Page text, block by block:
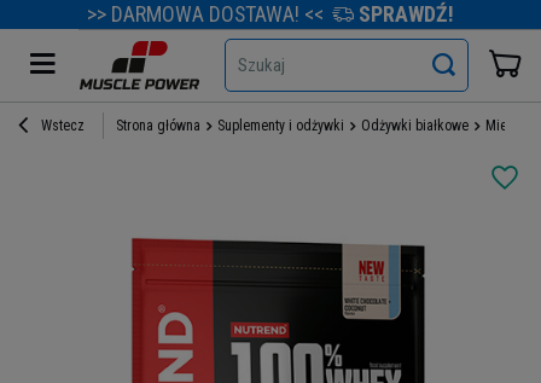
>> DARMOWA DOSTAWA! << SPRAWDŹ!
Szukaj
Wstecz Strona główna Suplementy i odżywki Odżywki białkowe